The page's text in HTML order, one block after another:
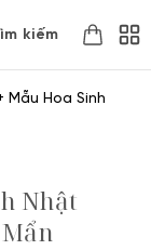
kiếm
Mẫu Hoa Sinh
Nhật